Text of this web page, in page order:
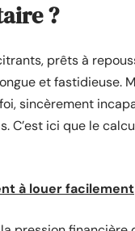
?
prêts à
et fastidieuse.
sincèrement
C’est ici que le
à louer facilement